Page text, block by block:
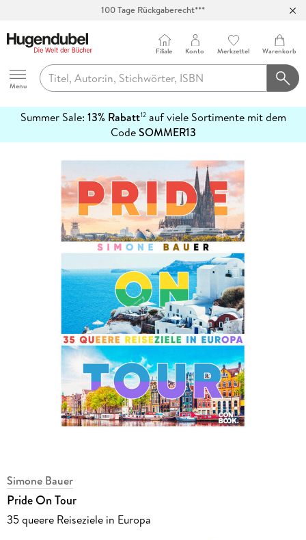
100 Tage Rückgaberecht***
Hugendubel
Menu
Filiale Konto Merkzettel Warenkorb
Summer Sale: 13% Rabatt12auf viele Sortimente mit dem
CodeSOMMER13
erfahren
Simone Bauer
Pride On Tour
35 queere Reiseziele in Europa